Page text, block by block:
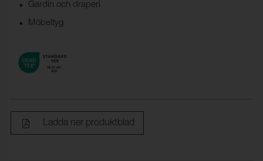
Gardin och draperi
Möbeltyg
Ladda ner produktblad